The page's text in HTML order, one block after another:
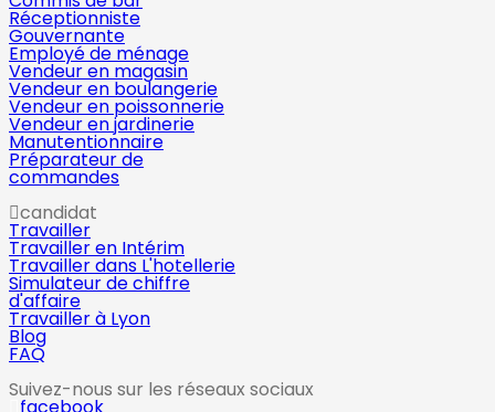
Réceptionniste
Gouvernante
Employé de ménage
Vendeur en magasin
Vendeur en boulangerie
Vendeur en poissonnerie
Vendeur en jardinerie
Manutentionnaire
Préparateur de
commandes
candidat
Travailler
Travailler en Intérim
Travailler dans L'hotellerie
Simulateur de chiffre
d'affaire
Travailler à Lyon
Blog
FAQ
Suivez-nous sur les réseaux sociaux